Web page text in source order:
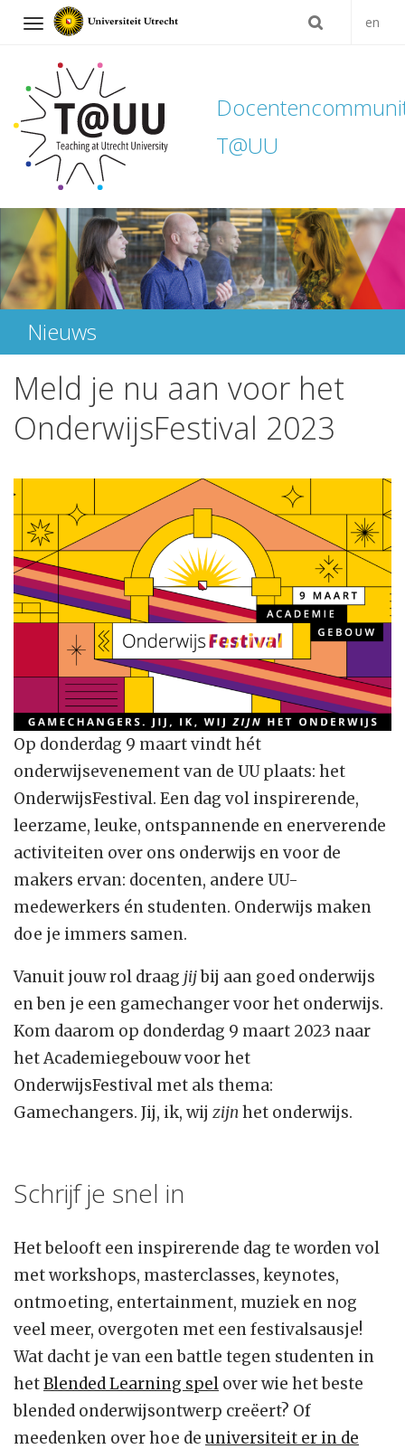
Navigation en
T@UU
Direct
naar
het
inhoud
Nieuws
Meld je nu aan voor het
OnderwijsFestival 2023
Op donderdag 9 maart vindt hét
onderwijsevenement van de UU plaats: het
OnderwijsFestival. Een dag vol inspirerende,
leerzame, leuke, ontspannende en enerverende
activiteiten over ons onderwijs en voor de
makers ervan: docenten, andere UU-
medewerkers én studenten. Onderwijs maken
doe je immers samen.
Vanuit jouw rol draag jijbij aan goed onderwijs
en ben je een gamechanger voor het onderwijs.
Kom daarom op donderdag 9 maart 2023 naar
het Academiegebouw voor het
OnderwijsFestival met als thema:
Gamechangers. Jij, ik, wij zijnhet onderwijs.
Schrijf je snel in
Het belooft een inspirerende dag te worden vol
met workshops, masterclasses, keynotes,
ontmoeting, entertainment, muziek en nog
veel meer, overgoten met een festivalsausje!
Wat dacht je van een battle tegen studenten in
hetBlended Learning spel over wie het beste
blended onderwijsontwerp creëert? Of
meedenken over hoe de universiteit er in de